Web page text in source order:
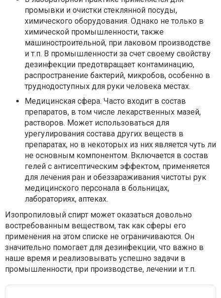
промывки и очистки стеклянной посуды,
химического оборудования. Однако не только в
химической промышленности, также
машиностроительной, при лаковом производстве
и т.п. В промышленности за счет своему свойству
дезинфекции предотвращает контаминацию,
распространение бактерий, микробов, особенно в
труднодоступных для руки человека местах.
Медицинская сфера. Часто входит в состав
препаратов, в том числе лекарственных мазей,
растворов. Может использоваться для
урегулирования состава других веществ в
препаратах, но в некоторых из них является чуть ли
не основным компонентом. Включается в состав
гелей с антисептическим эффектом, применяется
для лечения ран и обеззараживания чистоты рук
медицинского персонала в больницах,
лабораториях, аптеках.
Изопропиловый спирт может оказаться довольно
востребованным веществом, так как сферы его
применения на этом списке не ограничиваются. Он
значительно помогает для дезинфекции, что важно в
наше время и реализовывать успешно задачи в
промышленности, при производстве, лечении и т.п.